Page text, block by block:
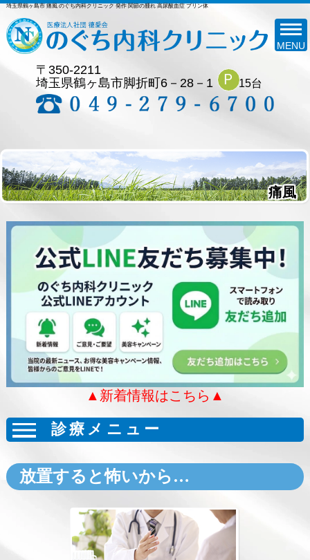
埼玉県鶴ヶ島市 痛風 のぐち内科クリニック 発作 関節の腫れ 高尿酸血症 プリン体
〒350-2211
埼玉県鶴ヶ島市脚折町6－28－1
Ｐ 15台
MENU
痛風
放置すると怖いから…
▲新着情報はこちら▲
診療メニュー